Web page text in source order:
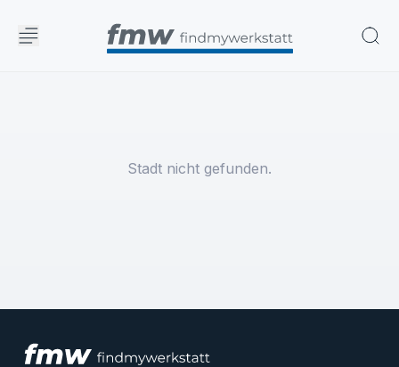
Stadt nicht gefunden.